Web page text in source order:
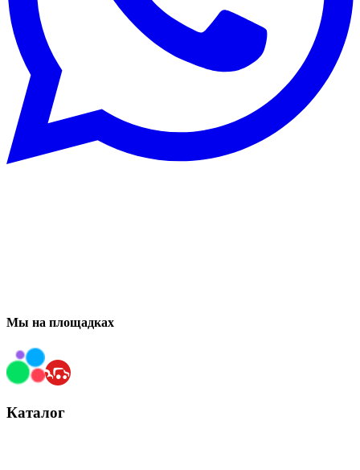
Мы на площадках
Каталог